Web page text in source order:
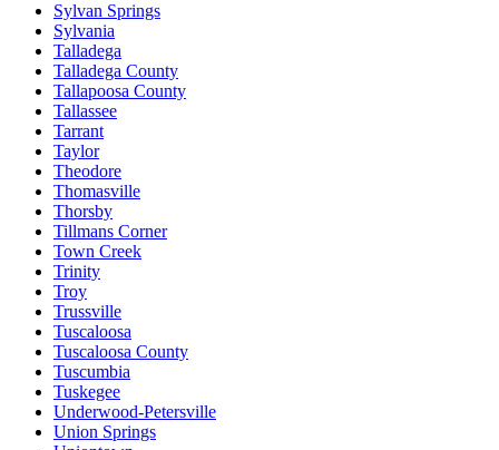
Sylvan Springs
Sylvania
Talladega
Talladega County
Tallapoosa County
Tallassee
Tarrant
Taylor
Theodore
Thomasville
Thorsby
Tillmans Corner
Town Creek
Trinity
Troy
Trussville
Tuscaloosa
Tuscaloosa County
Tuscumbia
Tuskegee
Underwood-Petersville
Union Springs